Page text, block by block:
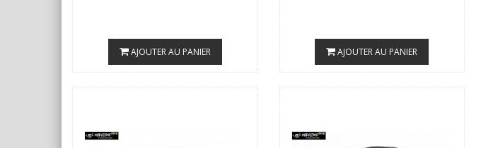
AJOUTER AU PANIER AJOUTER AU PANIER